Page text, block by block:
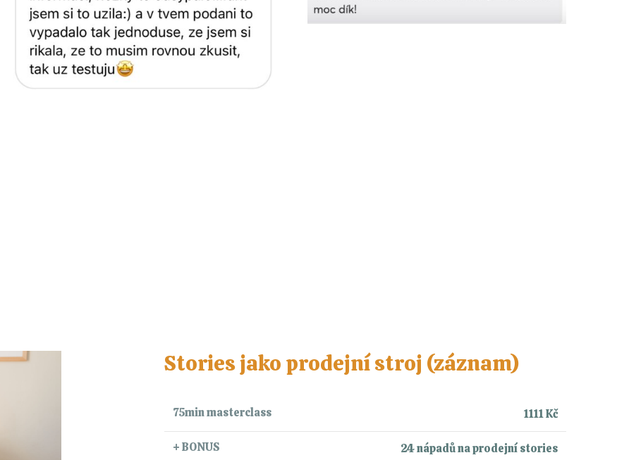
Stories jako prodejní stroj (záznam)
75min masterclass 1111 Kč
+ BONUS 24 nápadů na prodejní stories